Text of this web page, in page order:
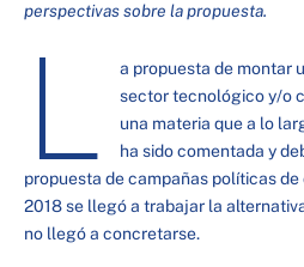
perspectivas sobre la propuesta.
L
a propuesta de montar
sector tecnológico y/o
una materia que a lo
ha sido comentada y
propuesta de campañas políticas
2018 se llegó a trabajar la
no llegó a concretarse.